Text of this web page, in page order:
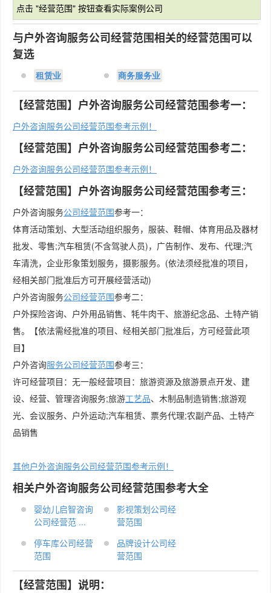
点击 "经营范围" 按钮查看实际案例公司
与户外咨询服务公司经营范围相关的经营范围可以
复选
租赁业 商务服务业
【经营范围】户外咨询服务公司经营范围参考一：
户外咨询服务公司经营范围参考示例！
【经营范围】户外咨询服务公司经营范围参考二：
户外咨询服务公司经营范围参考示例！
【经营范围】户外咨询服务公司经营范围参考三：
户外咨询服务公司经营范围参考一：
体育活动策划、大型活动组织服务，服装、鞋帽、体育用品及器材
批发、零售;汽车租赁(不含驾驶人员)，广告制作、发布、代理;汽
车清洗，企业形象策划服务，摄影服务。(依法须经批准的项目，
经相关部门批准后方可开展经营活动)
户外咨询服务公司经营范围参考二：
户外探险咨询、户外用品销售、牦牛肉干、旅游纪念品、土特产销
售。【依法需经批准的项目、经相关部门批准后，方可经营此项
目】
户外咨询服务公司经营范围参考三：
许可经营项目：无一般经营项目：旅游资源及旅游景点开发、建
设、经营、管理咨询服务;旅游工艺品、木制品制造销售;旅游观
光、会议服务、户外运动;汽车租赁、票务代理;农副产品、土特产
品销售
其他户外咨询服务公司经营范围参考示例！
相关户外咨询服务公司经营范围参考大全
婴幼儿启智咨询
公司经营范 ...
影视策划公司经
营范围
停车库公司经营
范围
品牌设计公司经
营范围
【经营范围】说明：